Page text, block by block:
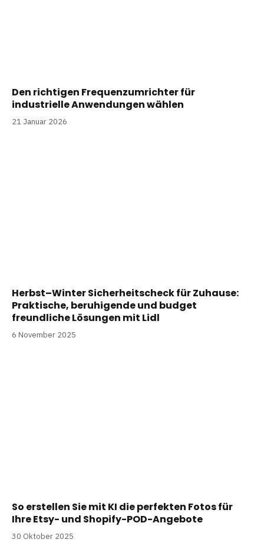
Den richtigen Frequenzumrichter für
industrielle Anwendungen wählen
21 Januar 2026
Herbst–Winter Sicherheitscheck für Zuhause:
Praktische, beruhigende und budget
freundliche Lösungen mit Lidl
6 November 2025
So erstellen Sie mit KI die perfekten Fotos für
Ihre Etsy- und Shopify-POD-Angebote
30 Oktober 2025